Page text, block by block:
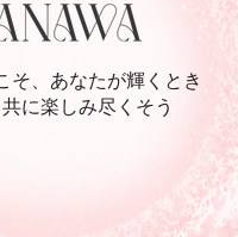
そ、あなたが輝くとき
に楽しみ尽くそう